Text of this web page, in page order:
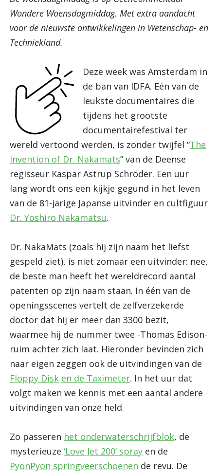
Wondere Woensdagmiddag. Met extra aandacht
voor de nieuwste ontwikkelingen in Wetenschap- en
Techniekland.
Deze week was Amsterdam in
de ban van IDFA. Eén van de
leukste documentaires die
tijdens het grootste
documentairefestival ter
wereld vertoond werden, is zonder twijfel “The
Invention of Dr. Nakamats” van de Deense
regisseur Kaspar Astrup Schröder. Een uur
lang wordt ons een kijkje gegund in het leven
van de 81-jarige Japanse uitvinder en cultfiguur
Dr. Yoshiro Nakamatsu.
Dr. NakaMats (zoals hij zijn naam het liefst
gespeld ziet), is niet zomaar een uitvinder: nee,
de beste man heeft het wereldrecord aantal
patenten op zijn naam staan. In één van de
openingsscenes vertelt de zelfverzekerde
doctor dat hij er meer dan 3300 bezit,
waarmee hij de nummer twee -Thomas Edison-
ruim achter zich laat. Hieronder bevinden zich
naar eigen zeggen ook de uitvindingen van de
Floppy Disk en de Taximeter. In het uur dat
volgt maken we kennis met een aantal andere
uitvindingen van onze held.
Zo passeren het onderwaterschrijfblok, de
mysterieuze ‘Love Jet 200’ spray en de
PyonPyon springveerschoenen de revu. De